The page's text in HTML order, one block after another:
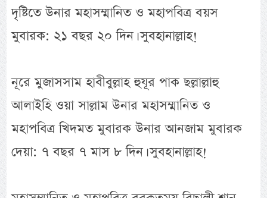
দৃষ্টিতে উনার মহাসম্মানিত ও মহাপবিত্র বয়স
মুবারক: ২১ বছর ২০ দিন। সুবহানাল্লাহ!
নূরে মুজাসসাম হাবীবুল্লাহ হুযূর পাক ছল্লাল্লাহু
আলাইহি ওয়া সাল্লাম উনার মহাসম্মানিত ও
মহাপবিত্র খিদমত মুবারক উনার আনজাম মুবারক
দেয়া: ৭ বছর ৭ মাস ৮ দিন। সুবহানাল্লাহ!